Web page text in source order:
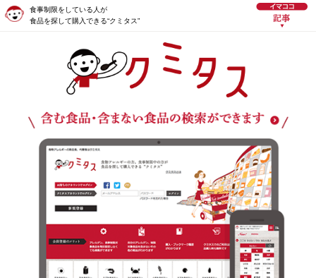
食事制限をしている人が
食品を探して購入できる“クミタス”